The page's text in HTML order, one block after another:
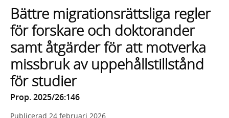
Bättre migrationsrättsliga regler
för forskare och doktorander
samt åtgärder för att motverka
missbruk av uppehållstillstånd
för studier
Prop. 2025/26:146
Publicerad 24 februari 2026